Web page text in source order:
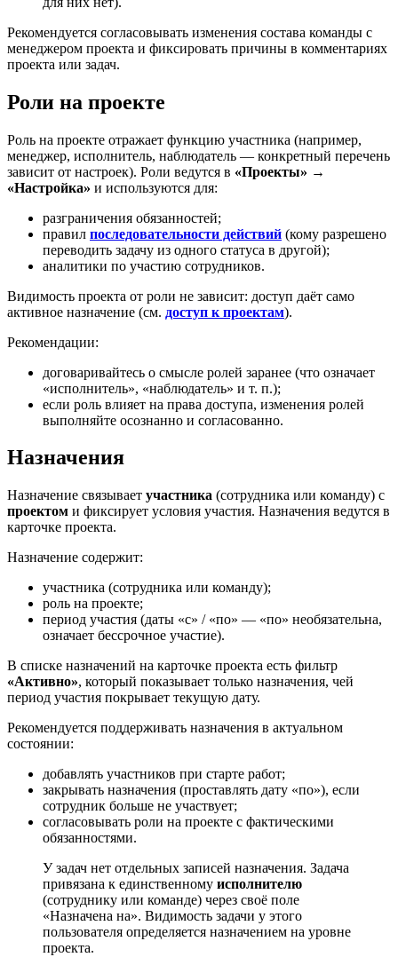
Рекомендуется согласовывать изменения состава команды с
менеджером проекта и фиксировать причины в комментариях
проекта или задач.
Роли на проекте
Роль на проекте отражает функцию участника (например,
менеджер, исполнитель, наблюдатель — конкретный перечень
зависит от настроек). Роли ведутся в «Проекты» →
«Настройка» и используются для:
разграничения обязанностей;
правил последовательности действий (кому разрешено
переводить задачу из одного статуса в другой);
аналитики по участию сотрудников.
Видимость проекта от роли не зависит: доступ даёт само
активное назначение (см. доступ к проектам).
Рекомендации:
договаривайтесь о смысле ролей заранее (что означает
«исполнитель», «наблюдатель» и т. п.);
если роль влияет на права доступа, изменения ролей
выполняйте осознанно и согласованно.
Назначения
Назначение связывает участника (сотрудника или команду) с
проектом и фиксирует условия участия. Назначения ведутся в
карточке проекта.
Назначение содержит:
участника (сотрудника или команду);
роль на проекте;
период участия (даты «с» / «по» — «по» необязательна,
означает бессрочное участие).
В списке назначений на карточке проекта есть фильтр
«Активно», который показывает только назначения, чей
период участия покрывает текущую дату.
Рекомендуется поддерживать назначения в актуальном
состоянии:
добавлять участников при старте работ;
закрывать назначения (проставлять дату «по»), если
сотрудник больше не участвует;
согласовывать роли на проекте с фактическими
обязанностями.
У задач нет отдельных записей назначения. Задача
привязана к единственному исполнителю
(сотруднику или команде) через своё поле
«Назначена на». Видимость задачи у этого
пользователя определяется назначением на уровне
проекта.